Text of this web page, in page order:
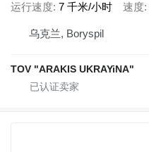
运行速度 7 千米/小时 速度
乌克兰, Boryspil
TOV "ARAKIS UKRAYiNA"